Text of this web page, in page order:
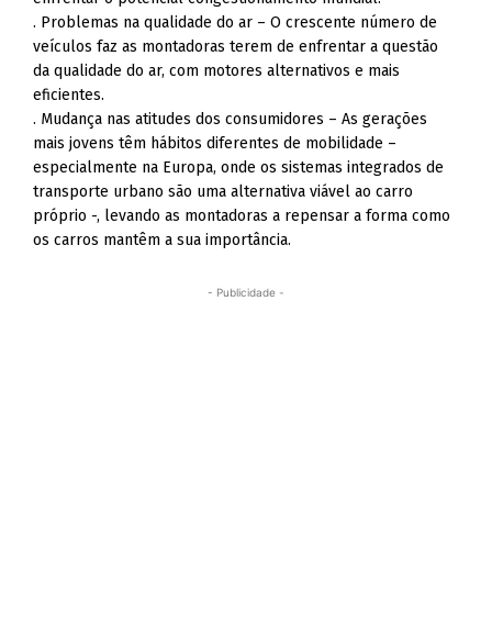
. Problemas na qualidade do ar – O crescente número de
veículos faz as montadoras terem de enfrentar a questão
da qualidade do ar, com motores alternativos e mais
eficientes.
. Mudança nas atitudes dos consumidores – As gerações
mais jovens têm hábitos diferentes de mobilidade –
especialmente na Europa, onde os sistemas integrados de
transporte urbano são uma alternativa viável ao carro
próprio -, levando as montadoras a repensar a forma como
os carros mantêm a sua importância.
- Publicidade -